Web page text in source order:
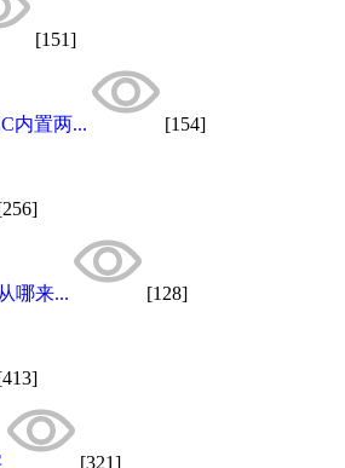
[151]
内置两... [154]
哪来... [128]
[321]